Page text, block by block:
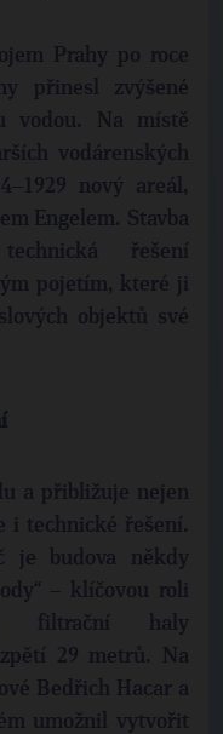
Prahy po roce
přinesl zvýšené
vodou. Na místě
vodárenských
nový areál,
Engelem. Stavba
řešení
pojetím, které ji
objektů své
a přibližuje nejen
i technické řešení.
je budova někdy
– klíčovou roli
filtrační haly
29 metrů. Na
Bedřich Hacar a
umožnil vytvořit